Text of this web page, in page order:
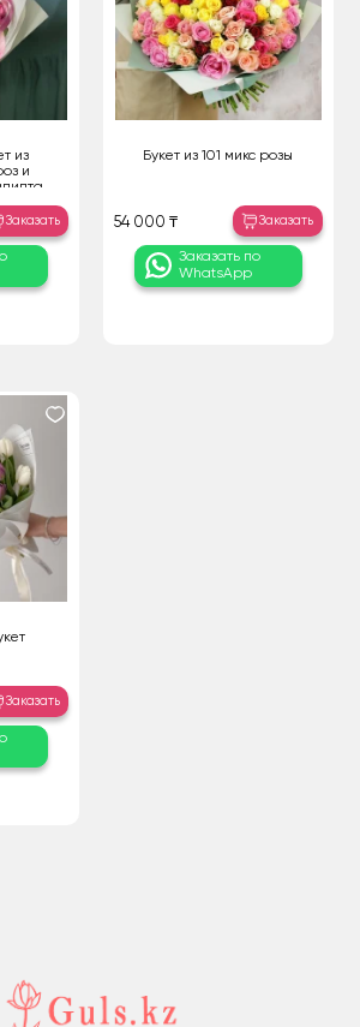
из
и
Заказать
Букет из 101 микс розы
54 000 ₸ Заказать
Заказать по
WhatsApp
Заказать